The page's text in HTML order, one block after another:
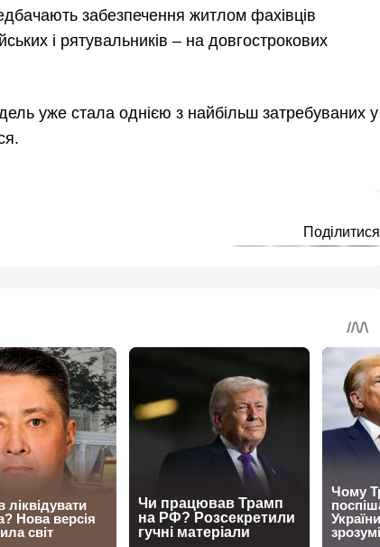
забезпечення житлом фахівців
і рятувальників – на довгострокових
уже стала однією з найбільш затребуваних у
Поділитися